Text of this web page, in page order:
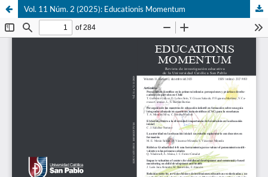
Vol. 11 Núm. 2 (2025): Educationis Momentum